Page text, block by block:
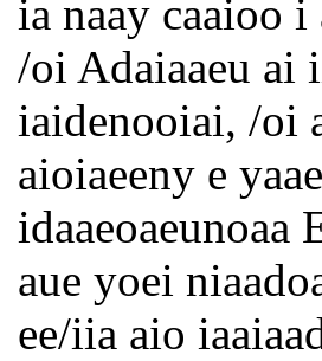
ia naay caaioo i
/oi Adaiaaeu ai
iaidenooiai, /oi
aioiaeeny e
idaaeoaeunoaa
aue yoei
ee/iia aio